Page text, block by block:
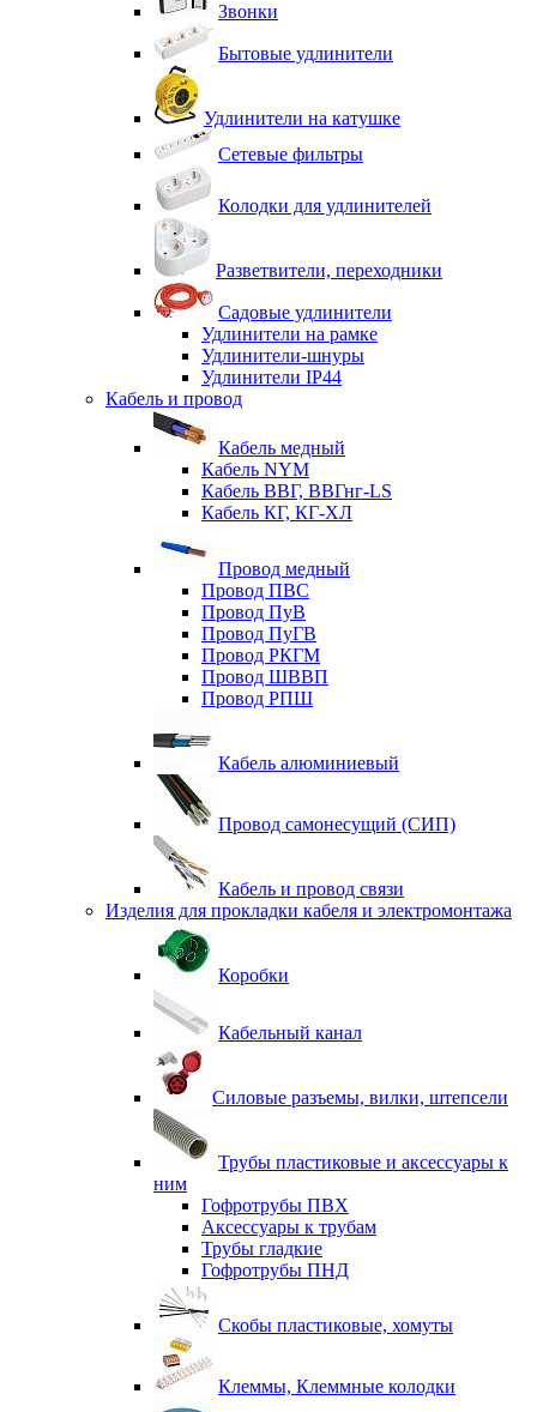
Звонки
Бытовые удлинители
Удлинители на катушке
Сетевые фильтры
Колодки для удлинителей
Разветвители, переходники
Садовые удлинители
Удлинители на рамке
Удлинители-шнуры
Удлинители IP44
Кабель и провод
Кабель медный
Кабель NYM
Кабель ВВГ, ВВГнг-LS
Кабель КГ, КГ-ХЛ
Провод медный
Провод ПВС
Провод ПуВ
Провод ПуГВ
Провод РКГМ
Провод ШВВП
Провод РПШ
Кабель алюминиевый
Провод самонесущий (СИП)
Кабель и провод связи
Изделия для прокладки кабеля и электромонтажа
Коробки
Кабельный канал
Силовые разъемы, вилки, штепсели
Трубы пластиковые и аксессуары к
ним
Гофротрубы ПВХ
Аксессуары к трубам
Трубы гладкие
Гофротрубы ПНД
Скобы пластиковые, хомуты
Клеммы, Клеммные колодки